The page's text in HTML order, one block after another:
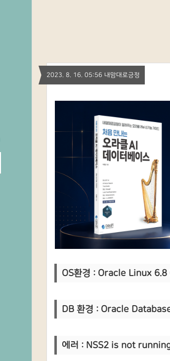
2023. 8. 16. 05:56 내맘대로긍정
OS환경 : Oracle Linux
DB 환경 : Oracle
에러 : NSS2 is not